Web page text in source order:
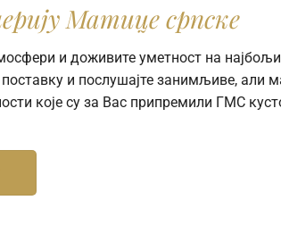
Матице српске
и доживите уметност на
и послушајте занимљиве, али
које су за Вас припремили ГМС